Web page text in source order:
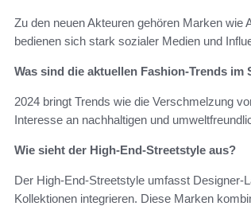
Zu den neuen Akteuren gehören Marken
bedienen sich stark sozialer Medien und
Was sind die aktuellen Fashion-Trends im
2024 bringt Trends wie die Verschmelzung
Interesse an nachhaltigen und
Wie sieht der High-End-Streetstyle aus?
Der High-End-Streetstyle umfasst Designer-
Kollektionen integrieren. Diese Marken